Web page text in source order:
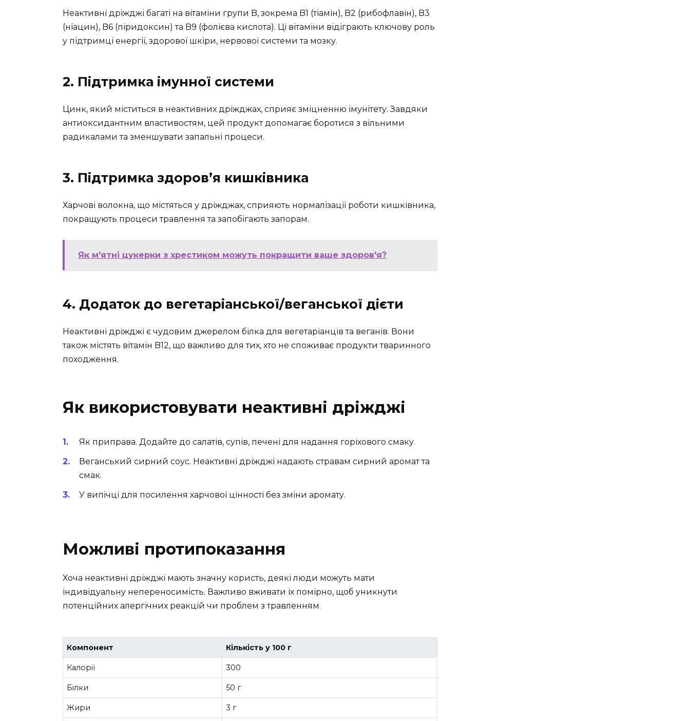
Неактивні дріжджі багаті на вітаміни групи B, зокрема B1 (тіамін), B2 (рибофлавін), B3
(ніацин), B6 (піридоксин) та B9 (фолієва кислота). Ці вітаміни відіграють ключову роль
у підтримці енергії, здорової шкіри, нервової системи та мозку.
2. Підтримка імунної системи
Цинк, який міститься в неактивних дріжджах, сприяє зміцненню імунітету. Завдяки
антиоксидантним властивостям, цей продукт допомагає боротися з вільними
радикалами та зменшувати запальні процеси.
3. Підтримка здоров’я кишківника
Харчові волокна, що містяться у дріжджах, сприяють нормалізації роботи кишківника,
покращують процеси травлення та запобігають запорам.
Як м'ятні цукерки з хрестиком можуть покращити ваше здоров'я?
4. Додаток до вегетаріанської/веганської дієти
Неактивні дріжджі є чудовим джерелом білка для вегетаріанців та веганів. Вони
також містять вітамін B12, що важливо для тих, хто не споживає продукти тваринного
походження.
Як використовувати неактивні дріжджі
Як приправа. Додайте до салатів, супів, печені для надання горіхового смаку.
Веганський сирний соус. Неактивні дріжджі надають стравам сирний аромат та
смак.
У випічці для посилення харчової цінності без зміни аромату.
Можливі протипоказання
Хоча неактивні дріжджі мають значну користь, деякі люди можуть мати
індивідуальну непереносимість. Важливо вживати їх помірно, щоб уникнути
потенційних алергічних реакцій чи проблем з травленням.
Компонент Кількість у 100 г
Калорії 300
Білки 50 г
Жири 3 г